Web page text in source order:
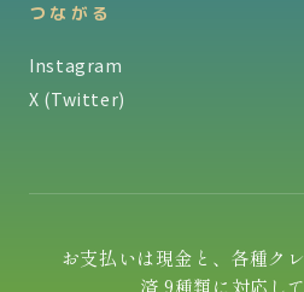
つながる
Instagram
X (Twitter)
お支払いは現金と、各種ク
済 9種類に対応し